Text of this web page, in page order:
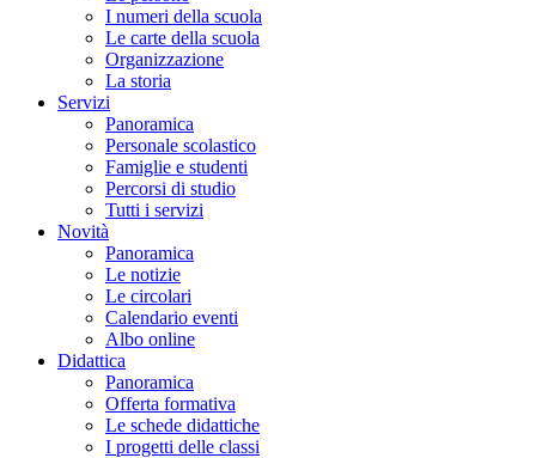
I numeri della scuola
Le carte della scuola
Organizzazione
La storia
Servizi
Panoramica
Personale scolastico
Famiglie e studenti
Percorsi di studio
Tutti i servizi
Novità
Panoramica
Le notizie
Le circolari
Calendario eventi
Albo online
Didattica
Panoramica
Offerta formativa
Le schede didattiche
I progetti delle classi